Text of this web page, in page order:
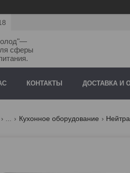
сферы
КОНТАКТЫ ДОСТАВКА И
... Кухонное оборудование